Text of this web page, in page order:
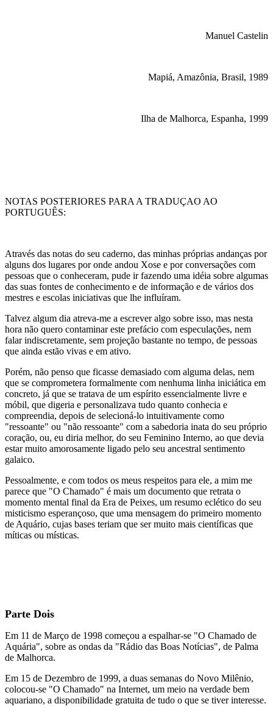
Manuel Castelin
Mapiá, Amazônia, Brasil, 1989
Ilha de Malhorca, Espanha, 1999
NOTAS POSTERIORES PARA A TRADUÇAO AO
PORTUGUÊS:
Através das notas do seu caderno, das minhas próprias andanças por
alguns dos lugares por onde andou Xose e por conversações com
pessoas que o conheceram, pude ir fazendo uma idéia sobre algumas
das suas fontes de conhecimento e de informação e de vários dos
mestres e escolas iniciativas que lhe influíram.
Talvez algum dia atreva-me a escrever algo sobre isso, mas nesta
hora não quero contaminar este prefácio com especulações, nem
falar indiscretamente, sem projeção bastante no tempo, de pessoas
que ainda estão vivas e em ativo.
Porém, não penso que ficasse demasiado com alguma delas, nem
que se comprometera formalmente com nenhuma linha iniciática em
concreto, já que se tratava de um espírito essencialmente livre e
móbil, que digeria e personalizava tudo quanto conhecia e
compreendia, depois de selecioná-lo intuitivamente como
"ressoante" ou "não ressoante" com a sabedoria inata do seu próprio
coração, ou, eu diria melhor, do seu Feminino Interno, ao que devia
estar muito amorosamente ligado pelo seu ancestral sentimento
galaico.
Pessoalmente, e com todos os meus respeitos para ele, a mim me
parece que "O Chamado" é mais um documento que retrata o
momento mental final da Era de Peixes, um resumo eclético do seu
misticismo esperançoso, que uma mensagem do primeiro momento
de Aquário, cujas bases teriam que ser muito mais científicas que
míticas ou místicas.
Parte Dois
Em 11 de Março de 1998 começou a espalhar-se "O Chamado de
Aquária", sobre as ondas da "Rádio das Boas Notícias", de Palma
de Malhorca.
Em 15 de Dezembro de 1999, a duas semanas do Novo Milênio,
colocou-se "O Chamado" na Internet, um meio na verdade bem
aquariano, a disponibilidade gratuita de tudo o que se tiver interesse.